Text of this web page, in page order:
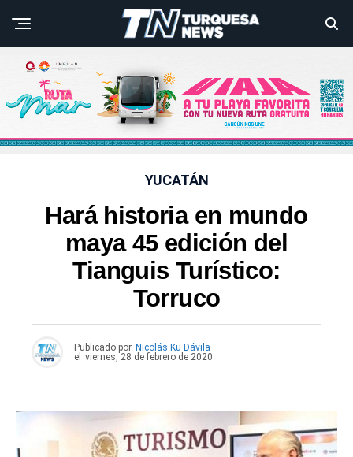
YUCATÁN
Hará historia en mundo
maya 45 edición del
Tianguis Turístico:
Torruco
Publicado por Nicolás Ku Dávila
el viernes, 28 de febrero de 2020